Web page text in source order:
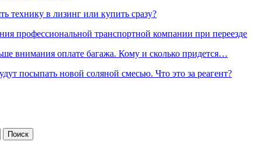
технику в лизинг или купить сразу?
профессиональной транспортной компании при переезде
внимания оплате багажа. Кому и сколько придется…
посыпать новой соляной смесью. Что это за реагент?